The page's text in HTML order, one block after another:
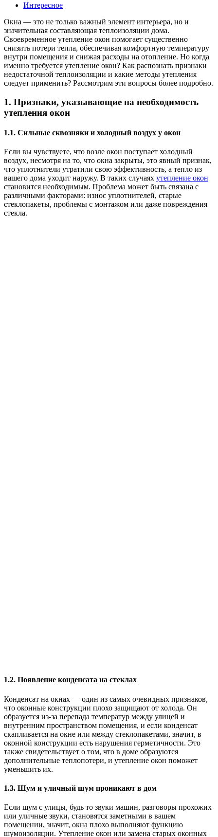
Интересное
Окна — это не только важный элемент интерьера, но и
значительная составляющая теплоизоляции дома.
Своевременное утепление окон помогает существенно
снизить потери тепла, обеспечивая комфортную температуру
внутри помещения и снижая расходы на отопление. Но когда
именно требуется утепление окон? Как распознать признаки
недостаточной теплоизоляции и какие методы утепления
следует применить? Рассмотрим эти вопросы более подробно.
1. Признаки, указывающие на необходимость
утепления окон
1.1. Сильные сквозняки и холодный воздух у окон
Если вы чувствуете, что возле окон поступает холодный
воздух, несмотря на то, что окна закрыты, это явный признак,
что уплотнители утратили свою эффективность, а тепло из
вашего дома уходит наружу. В таких случаях утепление окон
становится необходимым. Проблема может быть связана с
различными факторами: износ уплотнителей, старые
стеклопакеты, проблемы с монтажом или даже повреждения
стекла.
1.2. Появление конденсата на стеклах
Конденсат на окнах — один из самых очевидных признаков,
что оконные конструкции плохо защищают от холода. Он
образуется из-за перепада температур между улицей и
внутренним пространством помещения, и если конденсат
скапливается на окне или между стеклопакетами, значит, в
оконной конструкции есть нарушения герметичности. Это
также свидетельствует о том, что в доме образуются
дополнительные теплопотери, и утепление окон поможет
уменьшить их.
1.3. Шум и уличный шум проникают в дом
Если шум с улицы, будь то звуки машин, разговоры прохожих
или уличные звуки, становятся заметными в вашем
помещении, значит, окна плохо выполняют функцию
шумоизоляции. Утепление окон или замена старых оконных